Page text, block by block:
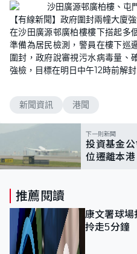
【有線新聞】政府圍封兩幢大廈
在沙田廣源邨廣柏樓樓下搭起多
準備為居民檢測，警員在樓下巡
圍封，政府說審視污水病毒量、
強檢，目標在明日中午12時前解封
新聞資訊 港聞
下一則新聞
投資基金
位遷離本
推薦閱讀
康文署球
拎走5分鐘